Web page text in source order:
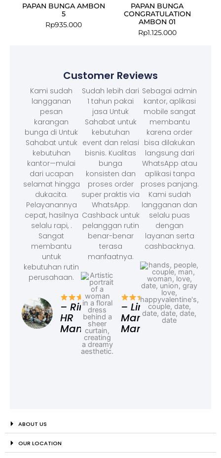
PAPAN BUNGA AMBON
5
Rp935.000
PAPAN BUNGA
CONGRATULATION
AMBON 01
Rp1.125.000
Customer Reviews
Kami sudah
langganan
pesan
karangan
bunga di Untuk
Sahabat untuk
kebutuhan
kantor—mulai
dari ucapan
selamat hingga
dukacita.
Pelayanannya
cepat, hasilnya
selalu rapi, .
Sangat
membantu
untuk
kebutuhan rutin
perusahaan.
– Rina,
HR
Manager
Sudah lebih dari
1 tahun pakai
jasa Untuk
Sahabat untuk
kebutuhan
event dan relasi
bisnis. Kualitas
bunga
konsisten dan
proses order
super praktis via
WhatsApp.
Cashback untuk
pelanggan rutin
benar-benar
terasa
manfaatnya.
– Linda,
Marketing
Manager
Sebagai admin
kantor, aplikasi
mobile sangat
membantu
karena order
bisa dilakukan
langsung dari
WhatsApp atau
aplikasi tanpa
proses panjang.
Kami sudah
langganan dan
selalu puas
dengan
layanan serta
cashbacknya.
ABOUT US
OUR LOCATION